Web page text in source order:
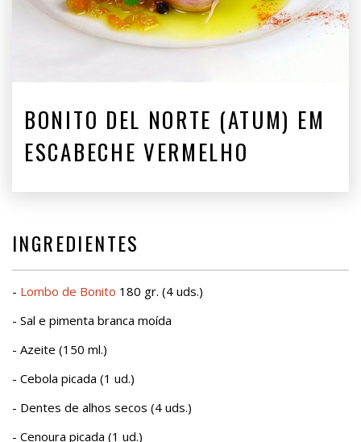
BONITO DEL NORTE (ATUM) EM
ESCABECHE VERMELHO
INGREDIENTES
- Lombo de Bonito 180 gr. (4 uds.)
- Sal e pimenta branca moída
- Azeite (150 ml.)
- Cebola picada (1 ud.)
- Dentes de alhos secos (4 uds.)
- Cenoura picada (1 ud.)